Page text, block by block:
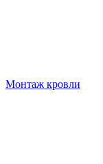
Монтаж кровли